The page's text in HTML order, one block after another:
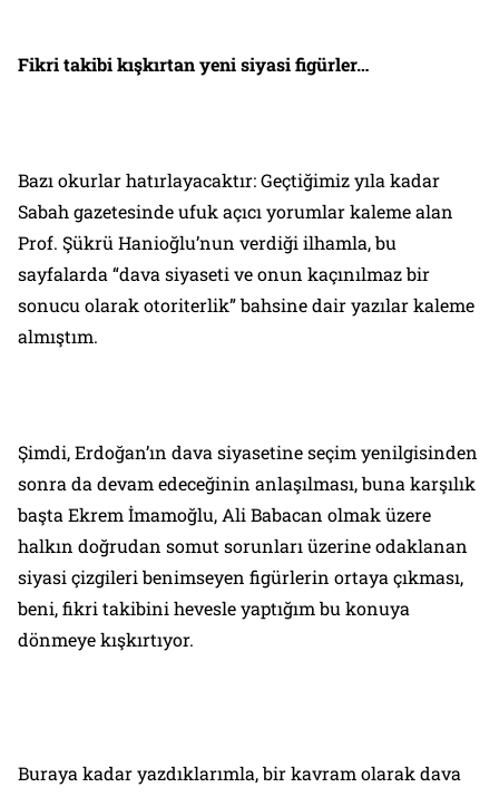
Fikri takibi kışkırtan yeni siyasi figürler…
Bazı okurlar hatırlayacaktır: Geçtiğimiz yıla kadar
Sabah gazetesinde ufuk açıcı yorumlar kaleme alan
Prof. Şükrü Hanioğlu’nun verdiği ilhamla, bu
sayfalarda “dava siyaseti ve onun kaçınılmaz bir
sonucu olarak otoriterlik” bahsine dair yazılar kaleme
almıştım.
Şimdi, Erdoğan’ın dava siyasetine seçim yenilgisinden
sonra da devam edeceğinin anlaşılması, buna karşılık
başta Ekrem İmamoğlu, Ali Babacan olmak üzere
halkın doğrudan somut sorunları üzerine odaklanan
siyasi çizgileri benimseyen figürlerin ortaya çıkması,
beni, fikri takibini hevesle yaptığım bu konuya
dönmeye kışkırtıyor.
Buraya kadar yazdıklarımla, bir kavram olarak dava